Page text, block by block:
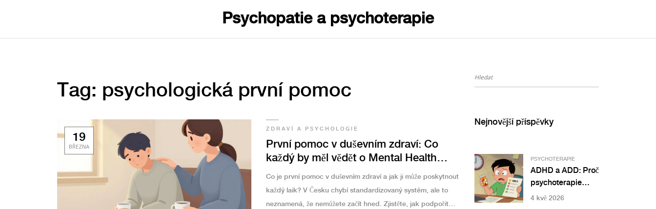
Psychopatie a psychoterapie
Tag: psychologická první pomoc
19
BŘEZNA
ZDRAVÍ A PSYCHOLOGIE
První pomoc v duševním zdraví: Co
každý by měl vědět o Mental Health
First Aid
Co je první pomoc v duševním zdraví a jak ji může poskytnout
každý laik? V Česku chybí standardizovaný systém, ale to
neznamená, že nemůžete začít hned. Zjistěte, jak podpořit
Nejnovější příspěvky
PSYCHOTERAPIE
ADHD a ADD: Proč
psychoterapie
nezbytně doplňuje
4 kvě 2026